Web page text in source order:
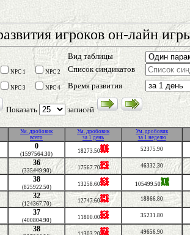
игроков он-лайн
Вид таблицы
NPC 1 NPC 2
Список синдикатов
NPC 3 NPC 4 Время развития
Показать записей
Ум. дробовик
всего
Ум. дробовик
за 1 день
Ум. дробовик
за 1 неделю
0
(1597564.30) 18273.50 52375.90
36
(335449.90) 17567.70 46332.30
38
(825922.50) 13258.60 105499.50
32
(124367.70) 12747.60 18866.80
37
(400804.90) 11800.00 35231.80
38
11303.20 49656.90